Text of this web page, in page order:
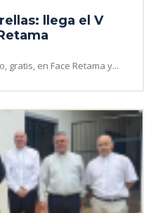
llega el V
gratis, en Face Retama y...